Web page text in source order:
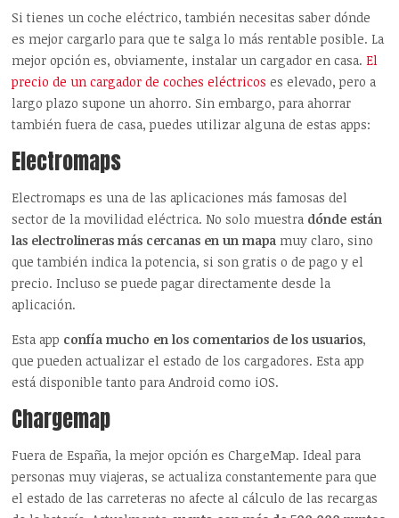
Si tienes un coche eléctrico, también necesitas saber dónde
es mejor cargarlo para que te salga lo más rentable posible. La
mejor opción es, obviamente, instalar un cargador en casa.El
precio de un cargador de coches eléctricos es elevado, pero a
largo plazo supone un ahorro. Sin embargo, para ahorrar
también fuera de casa, puedes utilizar alguna de estas apps:
Electromaps
Electromaps es una de las aplicaciones más famosas del
sector de la movilidad eléctrica. No solo muestra dónde están
las electrolineras más cercanas en un mapa muy claro, sino
que también indica la potencia, si son gratis o de pago y el
precio. Incluso se puede pagar directamente desde la
aplicación.
Esta app confía mucho en los comentarios de los usuarios,
que pueden actualizar el estado de los cargadores. Esta app
está disponible tanto para Android como iOS.
Chargemap
Fuera de España, la mejor opción es ChargeMap. Ideal para
personas muy viajeras, se actualiza constantemente para que
el estado de las carreteras no afecte al cálculo de las recargas